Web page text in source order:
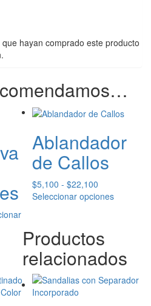
hayan comprado este producto
Ablandador
de Callos
$5,100 - $22,100Rango
de
hasta
$22,100
Seleccionar opcionesEste
Las
opciones
se
Productos
relacionados